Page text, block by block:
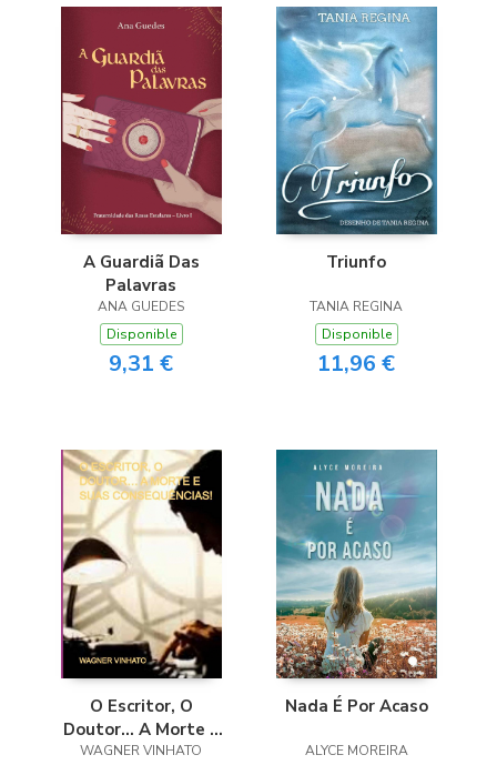
A Guardiã Das
Palavras
ANA GUEDES
Disponible
9,31 €
Triunfo
TANIA REGINA
Disponible
11,96 €
O Escritor, O
Doutor… A Morte E
Suas Consequências!
WAGNER VINHATO
Nada É Por Acaso
ALYCE MOREIRA